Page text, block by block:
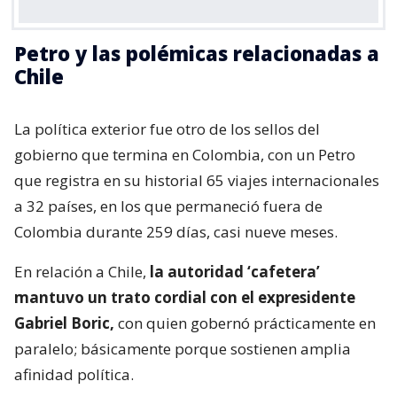
Petro y las polémicas relacionadas a
Chile
La política exterior fue otro de los sellos del
gobierno que termina en Colombia, con un Petro
que registra en su historial 65 viajes internacionales
a 32 países, en los que permaneció fuera de
Colombia durante 259 días, casi nueve meses.
En relación a Chile, la autoridad ‘cafetera’
mantuvo un trato cordial con el expresidente
Gabriel Boric, con quien gobernó prácticamente en
paralelo; básicamente porque sostienen amplia
afinidad política.